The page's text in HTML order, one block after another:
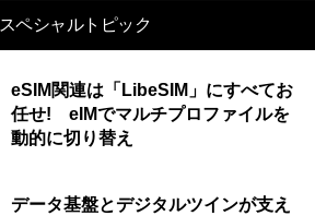
スペシャルトピック
eSIM関連は「LibeSIM」にすべてお
任せ! eIMでマルチプロファイルを
動的に切り替え
データ基盤とデジタルツインが支え